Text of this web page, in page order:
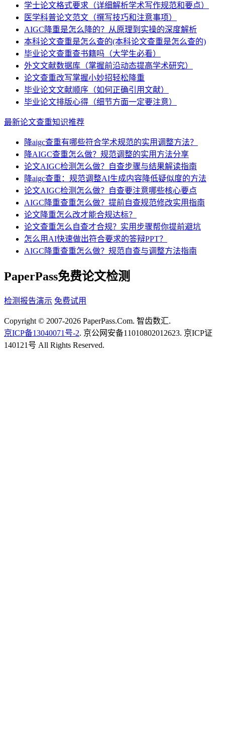
学士论文格式要求（详细解析学术写作规范和要点）
医学科普论文范文（撰写技巧和注意事项）
AIGC降重是怎么降的？从原理到实操的深度解析
本科论文查重是怎么查的(本科论文查重是怎么查的)
毕业论文查重查书籍吗（大学生必看）
外文文献数据库（掌握前沿动态提高学术研究）
论文查重改写掌握小妙招轻松降重
毕业论文文献顺序（如何正确引用文献）
毕业论文排版心得（细节方面一定要注意）
最新论文查重知识推荐
降aigc查重有哪些符合学术规范的实用调整方法？
降AIGC查重怎么做？规范调整的实用方法分享
论文AIGC检测怎么做？自查步骤与结果解读指南
降aigc查重：规范调整AI生成内容降低疑似度的方法
论文AIGC检测怎么做？自查要注意哪些核心要点
AIGC降重查重怎么做？提前自查规范修改实用指南
论文降重怎么改才能合规达标？
论文查重怎么自查才合规？实用步骤帮你提前避坑
怎么用AI快速做出符合要求的答辩PPT？
AIGC降重查重怎么做？规范自查与调整方法指南
PaperPass免费论文检测
检测报告演示 免费试用
Copyright © 2007-2026 PaperPass.Com. 智齿数汇.
京ICP备13040071号-2. 京公网安备11010802012623. 京ICP证
140121号 All Rights Reserved.